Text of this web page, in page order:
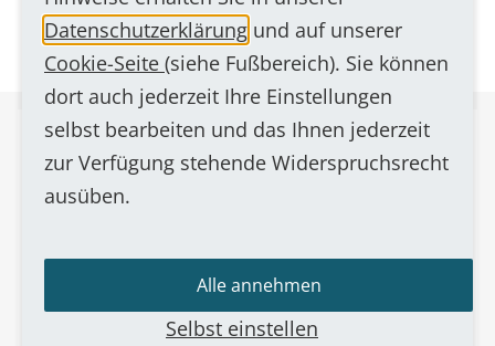
Dieser Inhalt ist nur sichtbar, wenn der/die
Besucher*in dem Cookie Typ
Einstellungen bearbeiten
Datenschutzerklärung und auf unserer
Cookie-Seite (siehe Fußbereich). Sie können
dort auch jederzeit Ihre Einstellungen
selbst bearbeiten und das Ihnen jederzeit
zur Verfügung stehende Widerspruchsrecht
ausüben.
Alle annehmen
Selbst einstellen